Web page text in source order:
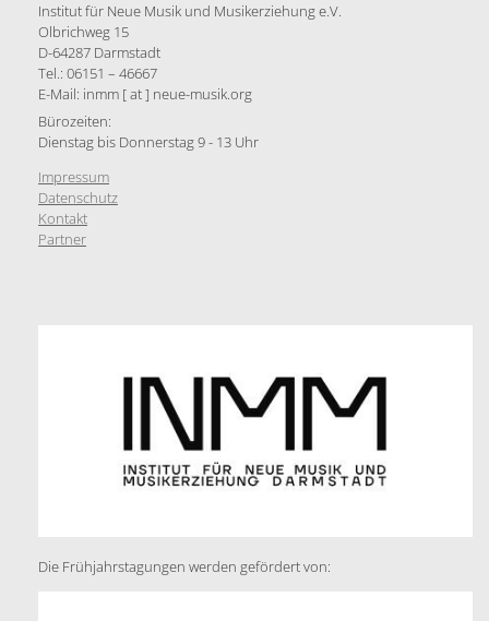
Institut für Neue Musik und Musikerziehung e.V.
Olbrichweg 15
D-64287 Darmstadt
Tel.: 06151 – 46667
E-Mail: inmm [ at ] neue-musik.org
Bürozeiten:
Dienstag bis Donnerstag 9 - 13 Uhr
Impressum
Datenschutz
Kontakt
Partner
Die Frühjahrstagungen werden gefördert von: